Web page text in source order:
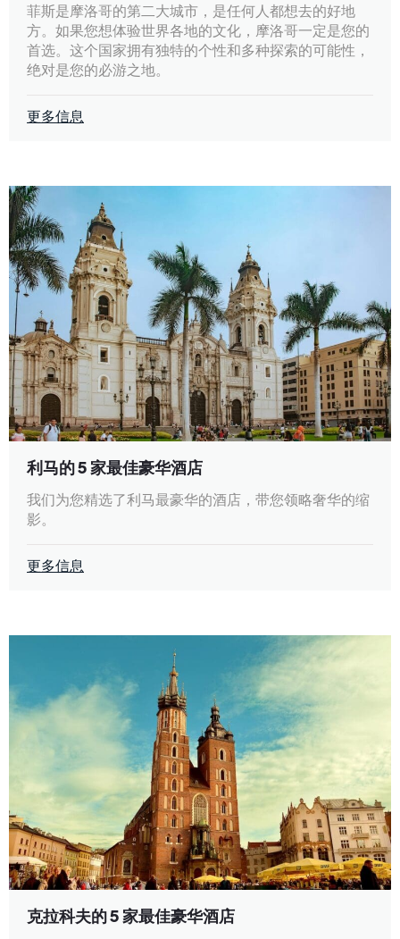
菲斯是摩洛哥的第二大城市，是任何人都想去的好地
方。如果您想体验世界各地的文化，摩洛哥一定是您的
首选。这个国家拥有独特的个性和多种探索的可能性，
绝对是您的必游之地。
更多信息
利马的 5 家最佳豪华酒店
我们为您精选了利马最豪华的酒店，带您领略奢华的缩
影。
更多信息
克拉科夫的 5 家最佳豪华酒店